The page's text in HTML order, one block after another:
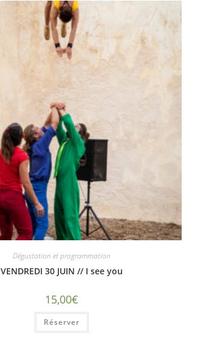
Dégustation et programmation
VENDREDI 30 JUIN // I see you
15,00€
Réserver